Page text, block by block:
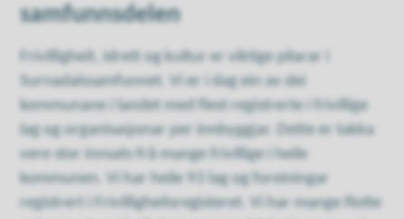
samfunnsdelen
Frivilligheit, idrett og kultur er viktige pilarar i
Surnadalssamfunnet. Vi er i dag ein av dei
kommunane i landet med flest registrerte i frivillige
lag og organisasjonar per innbyggjar. Dette er takka
vere stor innsats frå mange frivillige i heile
kommunen. Vi har heile 93 lag og foreiningar
registrert i Frivilligheitsregisteret. Vi har mange flotte